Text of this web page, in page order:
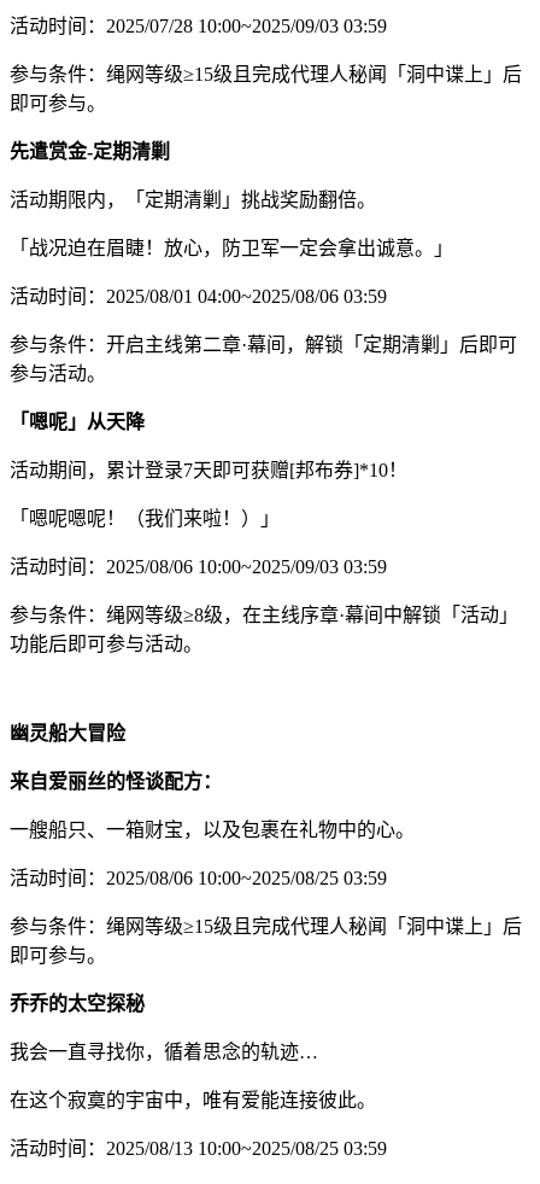
活动时间：2025/07/28 10:00~2025/09/03 03:59
参与条件：绳网等级≥15级且完成代理人秘闻「洞中谍上」后
即可参与。
先遣赏金-定期清剿
活动期限内，「定期清剿」挑战奖励翻倍。
「战况迫在眉睫！放心，防卫军一定会拿出诚意。」
活动时间：2025/08/01 04:00~2025/08/06 03:59
参与条件：开启主线第二章·幕间，解锁「定期清剿」后即可
参与活动。
「嗯呢」从天降
活动期间，累计登录7天即可获赠[邦布券]*10！
「嗯呢嗯呢！（我们来啦！）」
活动时间：2025/08/06 10:00~2025/09/03 03:59
参与条件：绳网等级≥8级，在主线序章·幕间中解锁「活动」
功能后即可参与活动。
幽灵船大冒险
来自爱丽丝的怪谈配方：
一艘船只、一箱财宝，以及包裹在礼物中的心。
活动时间：2025/08/06 10:00~2025/08/25 03:59
参与条件：绳网等级≥15级且完成代理人秘闻「洞中谍上」后
即可参与。
乔乔的太空探秘
我会一直寻找你，循着思念的轨迹…
在这个寂寞的宇宙中，唯有爱能连接彼此。
活动时间：2025/08/13 10:00~2025/08/25 03:59